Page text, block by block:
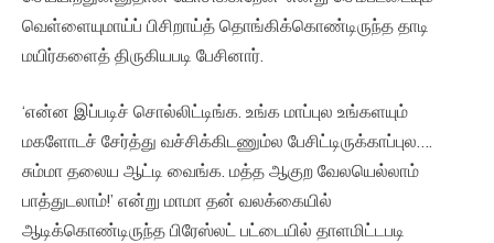
வெள்ளையுமாய்ப் பிசிறாய்த் தொங்கிக்கொண்டிருந்த தாடி
மயிர்களைத் திருகியபடி பேசினார்.
‘என்ன இப்படிச் சொல்லிட்டிங்க. உங்க மாப்புல உங்களயும்
மகளோடச் சேர்த்து வச்சிக்கிடணும்ல பேசிட்டிருக்காப்புல….
சும்மா தலைய ஆட்டி வைங்க. மத்த ஆகுற வேலயெல்லாம்
பாத்துடலாம்!’ என்று மாமா தன் வலக்கையில்
ஆடிக்கொண்டிருந்த பிரேஸ்லட் பட்டையில் தாளமிட்டபடி